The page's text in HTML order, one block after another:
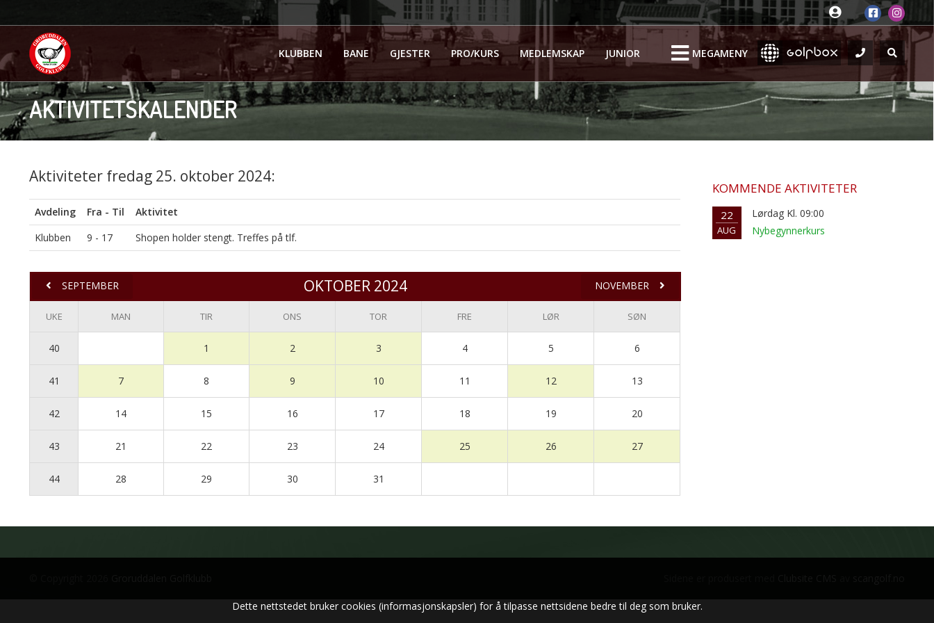
AKTIVITETSKALENDER
KLUBBEN BANE GJESTER PRO/KURS MEDLEMSKAP JUNIOR MEGAMENY
Aktiviteter fredag 25. oktober 2024:
Avdeling Fra - Til
Aktivitet
Klubben
9 - 17 Shopen holder stengt. Treffes på tlf.
SEPTEMBER NOVEMBER
OKTOBER 2024
UKE MAN TIR ONS TOR FRE LØR SØN
40 1 2 3 4 5 6
41 7 8 9 10 11 12 13
42 14 15 16 17 18 19 20
43 21 22 23 24 25 26 27
44 28 29 30 31
KOMMENDE AKTIVITETER
22
AUG
Lørdag Kl. 09:00
Nybegynnerkurs
Dette nettstedet bruker cookies (informasjonskapsler) for å tilpasse nettsidene bedre til deg som bruker.